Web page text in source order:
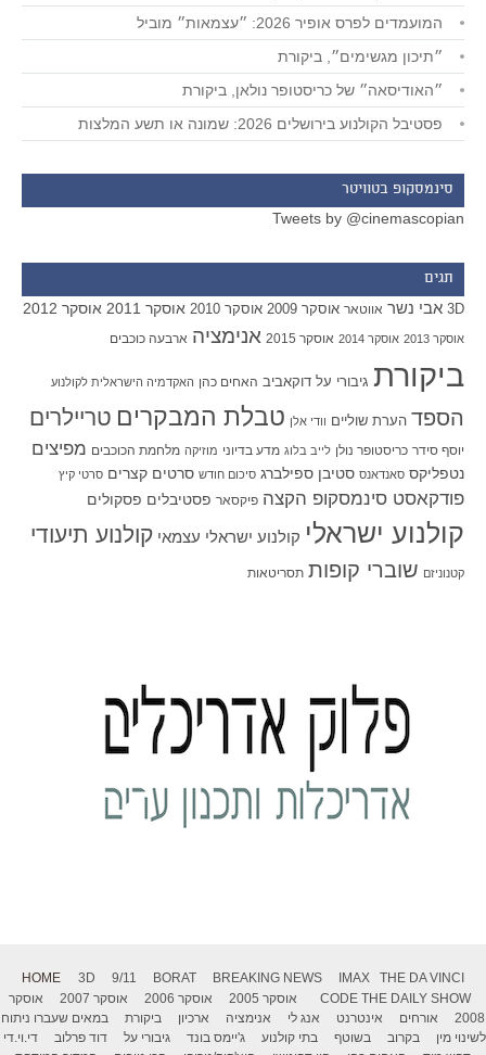
המועמדים לפרס אופיר 2026: ״עצמאות״ מוביל
״תיכון מגשימים״, ביקורת
״האודיסאה״ של כריסטופר נולאן, ביקורת
פסטיבל הקולנוע בירושלים 2026: שמונה או תשע המלצות
סינמסקופ בטוויטר
Tweets by @cinemascopian
תגים
3D אבי נשר אווטאר אוסקר 2009 אוסקר 2010 אוסקר 2011 אוסקר 2012
אוסקר 2013 אוסקר 2014 אוסקר 2015 אנימציה ארבעה כוכבים
ביקורת גיבורי על דוקאביב האחים כהן האקדמיה הישראלית לקולנוע
הספד הערת שוליים וודי אלן טבלת המבקרים טריילרים
יוסף סידר כריסטופר נולן לייב בלוג מדע בדיוני מוזיקה מלחמת הכוכבים מפיצים
נטפליקס סאנדאנס סטיבן ספילברג סיכום חודש סרטים קצרים סרטי קיץ
פודקאסט סינמסקופ הקצה פיקסאר פסטיבלים פסקולים
קולנוע ישראלי קולנוע ישראלי עצמאי קולנוע תיעודי
קטנוניזם שוברי קופות תסריטאות
HOME 3D 9/11 BORAT BREAKING NEWS IMAX
THE DA VINCI
CODE THE DAILY SHOW אוסקר 2005 אוסקר 2006 אוסקר 2007
אוסקר
2008
אורחים אינטרנט אנג לי אנימציה ארכיון ביקורת
במאים שעברו ניתוח
לשינוי מין
בקרוב בשוטף בתי קולנוע ג'יימס בונד גיבורי על דוד פרלוב
די.וי.די